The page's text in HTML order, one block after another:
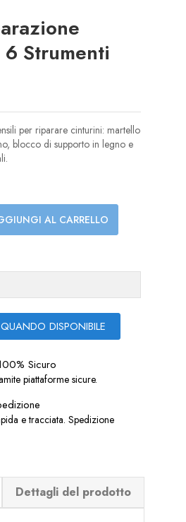
Strumenti
per riparare cinturini: martello
blocco di supporto in legno e
AL CARRELLO
DISPONIBILE
Sicuro
piattaforme sicure.
e tracciata. Spedizione
Dettagli del prodotto